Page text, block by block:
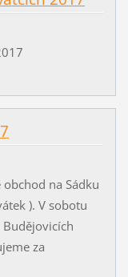
na Sádku
). V sobotu
za